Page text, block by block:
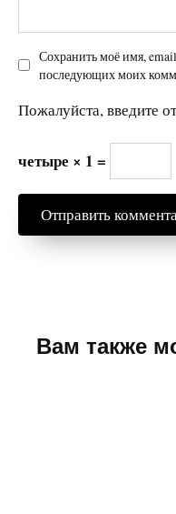
Сохранить моё имя, email
последующих моих
Пожалуйста, введите
четыре × 1 =
Вам также